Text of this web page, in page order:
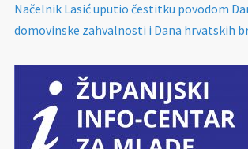
Načelnik Lasić uputio čestitku povodom
domovinske zahvalnosti i Dana hrvatskih